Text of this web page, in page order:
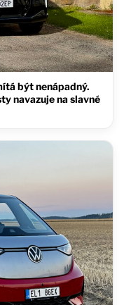
být nenápadný.
navazuje na slavné